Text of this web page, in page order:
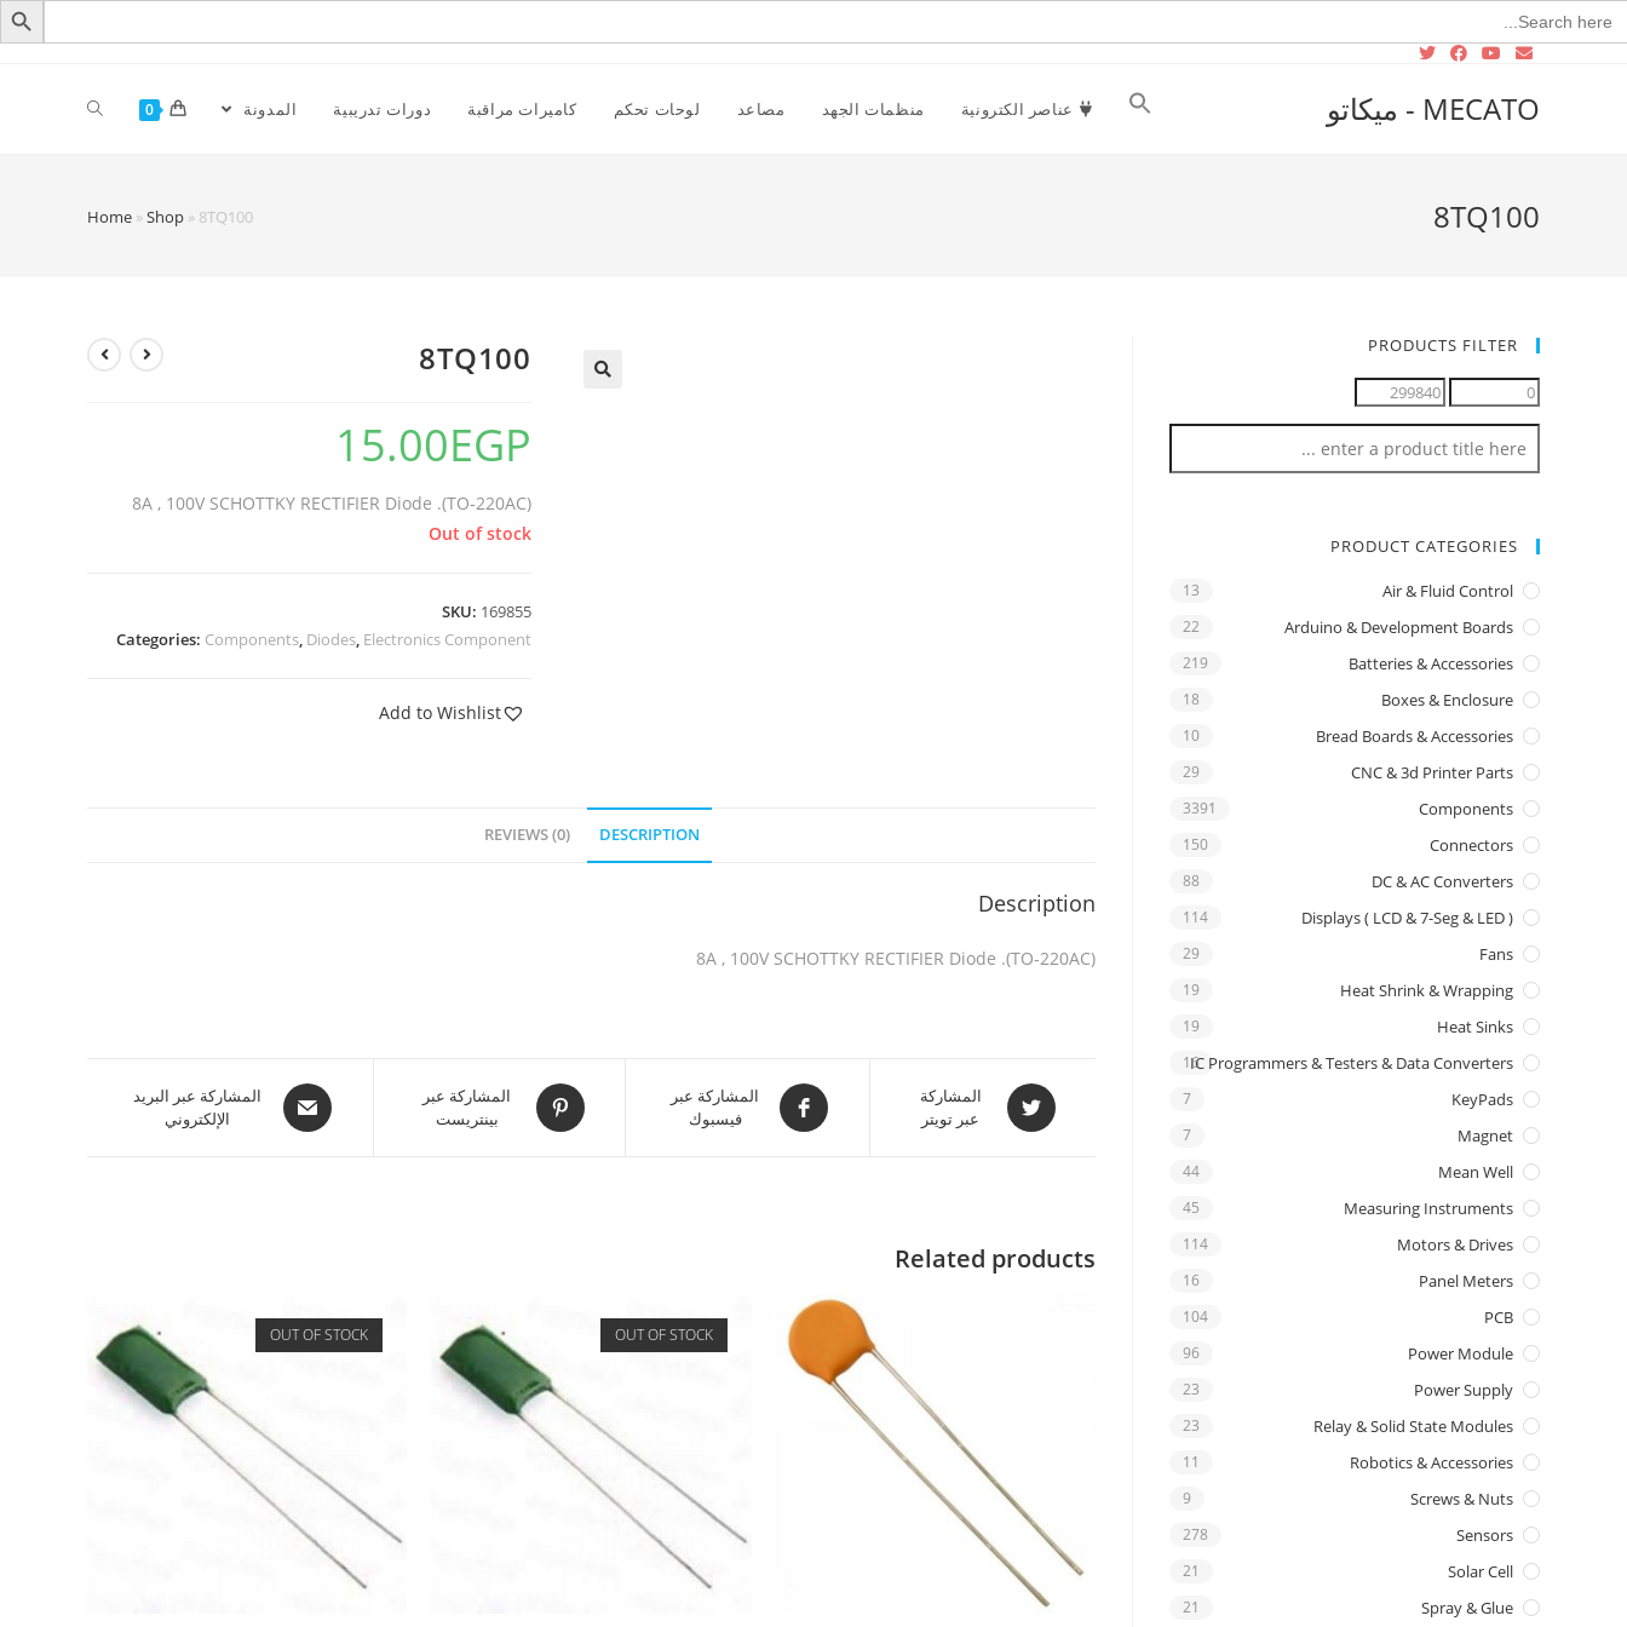
Search
for:
MECATO - ميكاتو عناصر الكترونية منظمات الجهد مصاعد لوحات تحكم كاميرات مراقبة دورات تدريبية المدونة 0
8TQ100
Home »Shop » 8TQ100
8TQ100
15.00EGP
8A , 100V SCHOTTKY RECTIFIER Diode .(TO-220AC)
Out of stock
SKU: 169855
Categories: Components, Diodes, Electronics Component
Add to Wishlist
DESCRIPTION
REVIEWS (0)
Description
8A , 100V SCHOTTKY RECTIFIER Diode .(TO-220AC)
المشاركة
عبر تويتر
المشاركة عبر
فيسبوك
المشاركة عبر
بينتريست
المشاركة عبر البريد
الإلكتروني
Related products
OUT OF STOCK
OUT OF STOCK
PRODUCTS FILTER
PRODUCT CATEGORIES
Air & Fluid Control
13
Arduino & Development Boards
22
Batteries & Accessories
219
Boxes & Enclosure
18
Bread Boards & Accessories
10
CNC & 3d Printer Parts
29
Components
3391
Connectors
150
DC & AC Converters
88
Displays ( LCD & 7-Seg & LED )
114
Fans
29
Heat Shrink & Wrapping
19
Heat Sinks
19
IC Programmers & Testers & Data Converters
16
KeyPads
7
Magnet
7
Mean Well
44
Measuring Instruments
45
Motors & Drives
114
Panel Meters
16
PCB
104
Power Module
96
Power Supply
23
Relay & Solid State Modules
23
Robotics & Accessories
11
Screws & Nuts
9
Sensors
278
Solar Cell
21
Spray & Glue
21